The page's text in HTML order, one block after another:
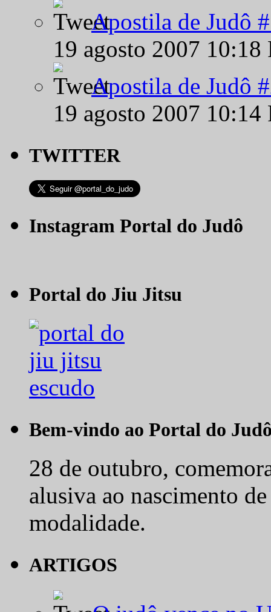
Apostila de Judô
19 agosto 2007
Apostila de Judô
19 agosto 2007
TWITTER
Instagram Portal do Judô
Portal do Jiu Jitsu
Bem-vindo ao Portal do
28 de outubro,
alusiva ao nascimento
modalidade.
ARTIGOS